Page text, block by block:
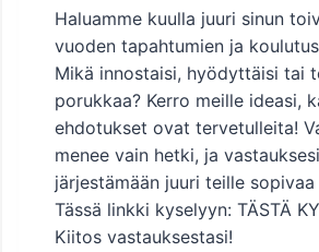
S
E
T
H
D
O
K
A
A
Haluamme kuulla juuri sinun
vuoden tapahtumien ja
Mikä innostaisi, hyödyttäisi tai
porukkaa? Kerro meille ideasi,
ehdotukset ovat tervetulleita!
menee vain hetki, ja
järjestämään juuri teille
Tässä linkki kyselyyn: TÄSTÄ
Kiitos vastauksestasi!